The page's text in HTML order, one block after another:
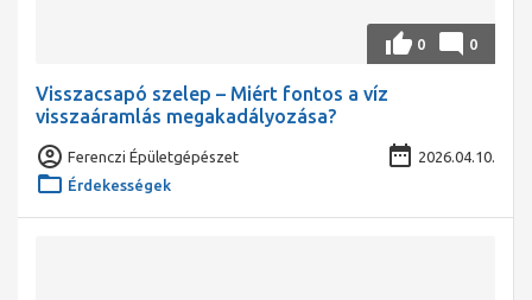
0 0
Visszacsapó szelep – Miért fontos a víz
visszaáramlás megakadályozása?
Ferenczi Épületgépészet
2026.04.10.
Érdekességek